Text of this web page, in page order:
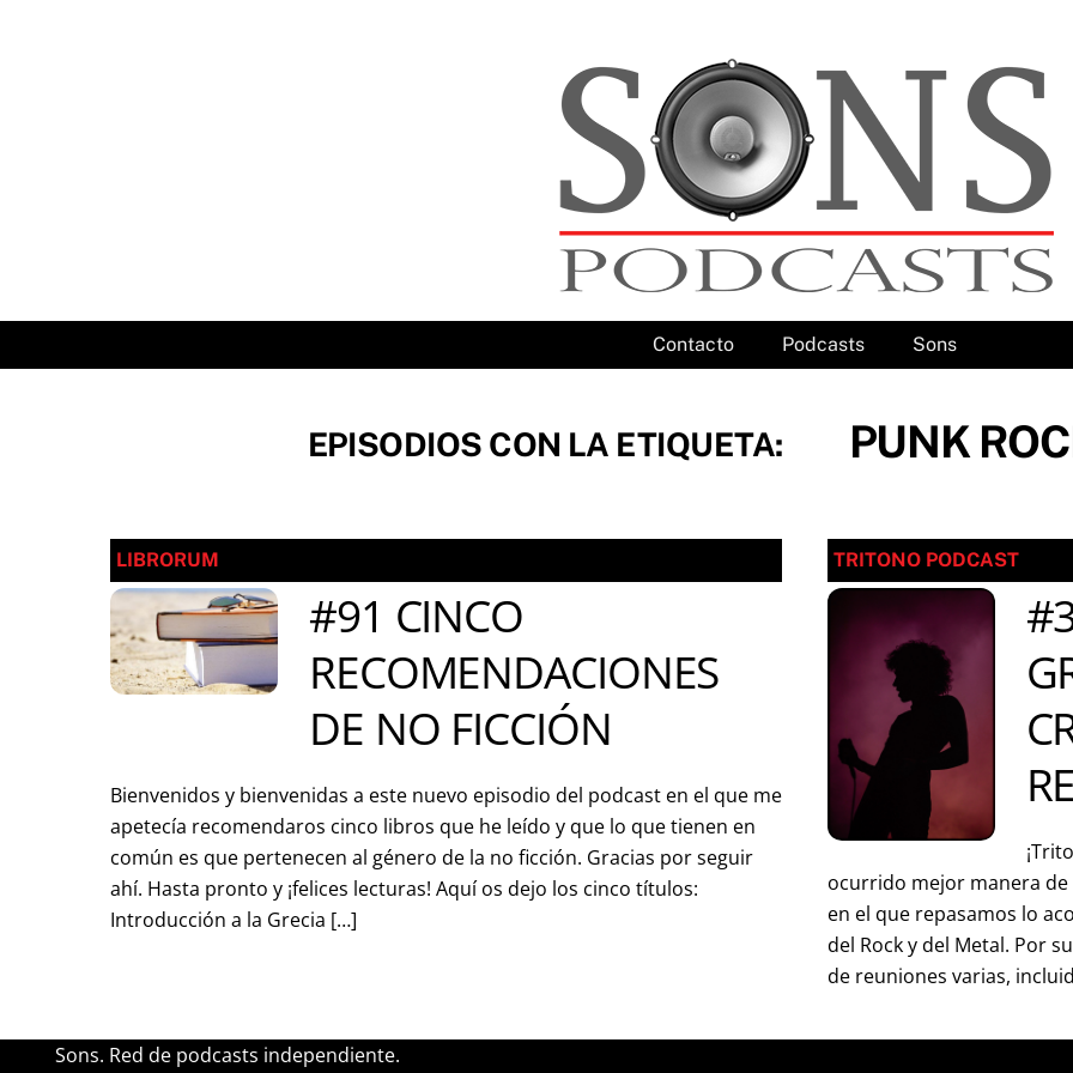
Contacto Podcasts Sons
EPISODIOS CON LA ETIQUETA: PUNK
LIBRORUM
#91 CINCO
RECOMENDACIONES
DE NO FICCIÓN
Bienvenidos y bienvenidas a este nuevo episodio del podcast en el que me
apetecía recomendaros cinco libros que he leído y que lo que tienen en
común es que pertenecen al género de la no ficción. Gracias por seguir
ahí. Hasta pronto y ¡felices lecturas! Aquí os dejo los cinco títulos:
Introducción a la Grecia […]
TRITONO PODCAST
ocurrido mejor manera
en el que repasamos lo
del Rock y del Metal. Por
de reuniones varias,
Sons. Red de podcasts independiente.